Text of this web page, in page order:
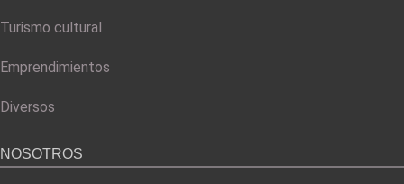
Turismo cultural
Emprendimientos
Diversos
NOSOTROS